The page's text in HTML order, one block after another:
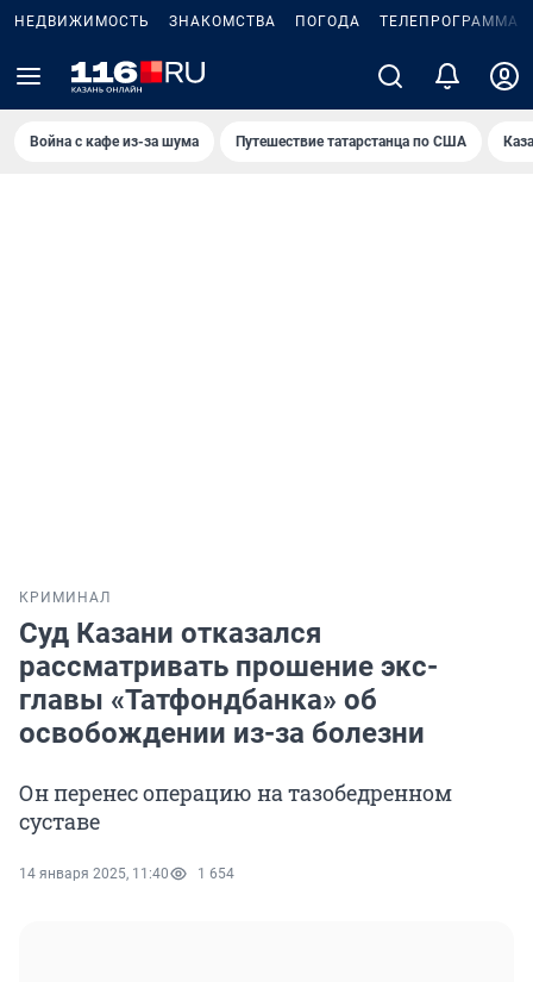
НЕДВИЖИМОСТЬ ЗНАКОМСТВА ПОГОДА ТЕЛЕПРОГРАММА
Война с кафе из-за шума Путешествие татарстанца по США
КРИМИНАЛ
Суд Казани отказался
рассматривать прошение экс-
главы «Татфондбанка» об
освобождении из-за болезни
Он перенес операцию на тазобедренном
суставе
14 января 2025, 11:40 1 654